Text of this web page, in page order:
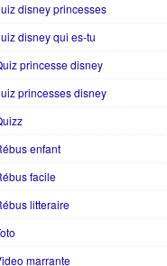
disney princesses
disney qui es-tu
princesse disney
princesses disney
enfant
facile
litteraire
marrante